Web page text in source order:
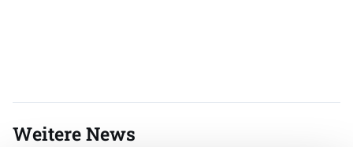
Weitere News